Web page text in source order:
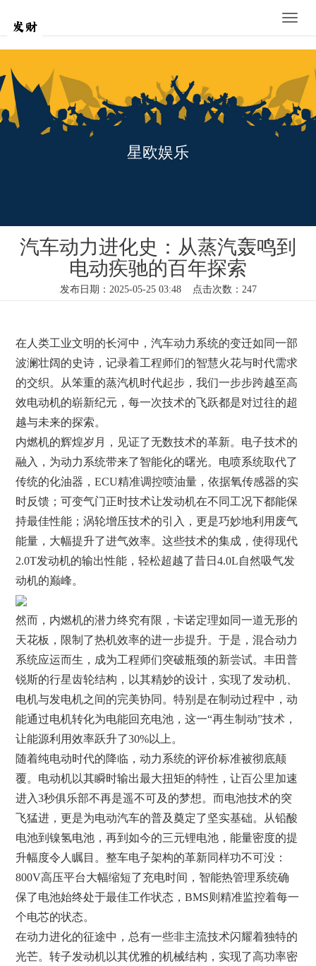
Toggle
星欧娱乐
汽车动力进化史：从蒸汽轰鸣到
电动疾驰的百年探索
发布日期：2025-05-25 03:48 点击次数：247
在人类工业文明的长河中，汽车动力系统的变迁如同一部
波澜壮阔的史诗，记录着工程师们的智慧火花与时代需求
的交织。从笨重的蒸汽机时代起步，我们一步步跨越至高
效电动机的崭新纪元，每一次技术的飞跃都是对过往的超
越与未来的探索。
内燃机的辉煌岁月，见证了无数技术的革新。电子技术的
融入，为动力系统带来了智能化的曙光。电喷系统取代了
传统的化油器，ECU精准调控喷油量，依据氧传感器的实
时反馈；可变气门正时技术让发动机在不同工况下都能保
持最佳性能；涡轮增压技术的引入，更是巧妙地利用废气
能量，大幅提升了进气效率。这些技术的集成，使得现代
2.0T发动机的输出性能，轻松超越了昔日4.0L自然吸气发
动机的巅峰。
然而，内燃机的潜力终究有限，卡诺定理如同一道无形的
天花板，限制了热机效率的进一步提升。于是，混合动力
系统应运而生，成为工程师们突破瓶颈的新尝试。丰田普
锐斯的行星齿轮结构，以其精妙的设计，实现了发动机、
电机与发电机之间的完美协同。特别是在制动过程中，动
能通过电机转化为电能回充电池，这一“再生制动”技术，
让能源利用效率跃升了30%以上。
随着纯电动时代的降临，动力系统的评价标准被彻底颠
覆。电动机以其瞬时输出最大扭矩的特性，让百公里加速
进入3秒俱乐部不再是遥不可及的梦想。而电池技术的突
飞猛进，更是为电动汽车的普及奠定了坚实基础。从铅酸
电池到镍氢电池，再到如今的三元锂电池，能量密度的提
升幅度令人瞩目。整车电子架构的革新同样功不可没：
800V高压平台大幅缩短了充电时间，智能热管理系统确
保了电池始终处于最佳工作状态，BMS则精准监控着每一
个电芯的状态。
在动力进化的征途中，总有一些非主流技术闪耀着独特的
光芒。转子发动机以其优雅的机械结构，实现了高功率密